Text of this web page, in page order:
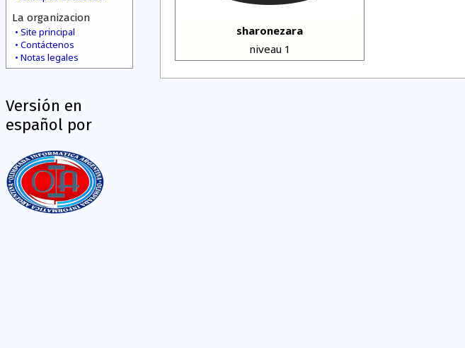
La organizacion
Site principal
Contáctenos
Notas legales
Versión en
español por
sharonezara
niveau 1